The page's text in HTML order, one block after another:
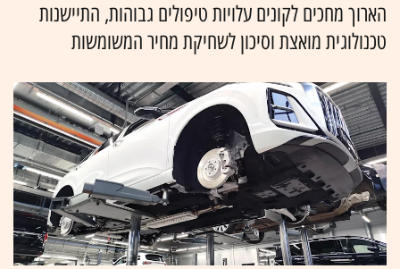
הארוך מחכים לקונים עלויות טיפולים גבוהות, התיישנות
טכנולוגית מואצת וסיכון לשחיקת מחיר המשומשות